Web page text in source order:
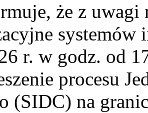
że z uwagi
r. w godz. od
procesu
(SIDC) na